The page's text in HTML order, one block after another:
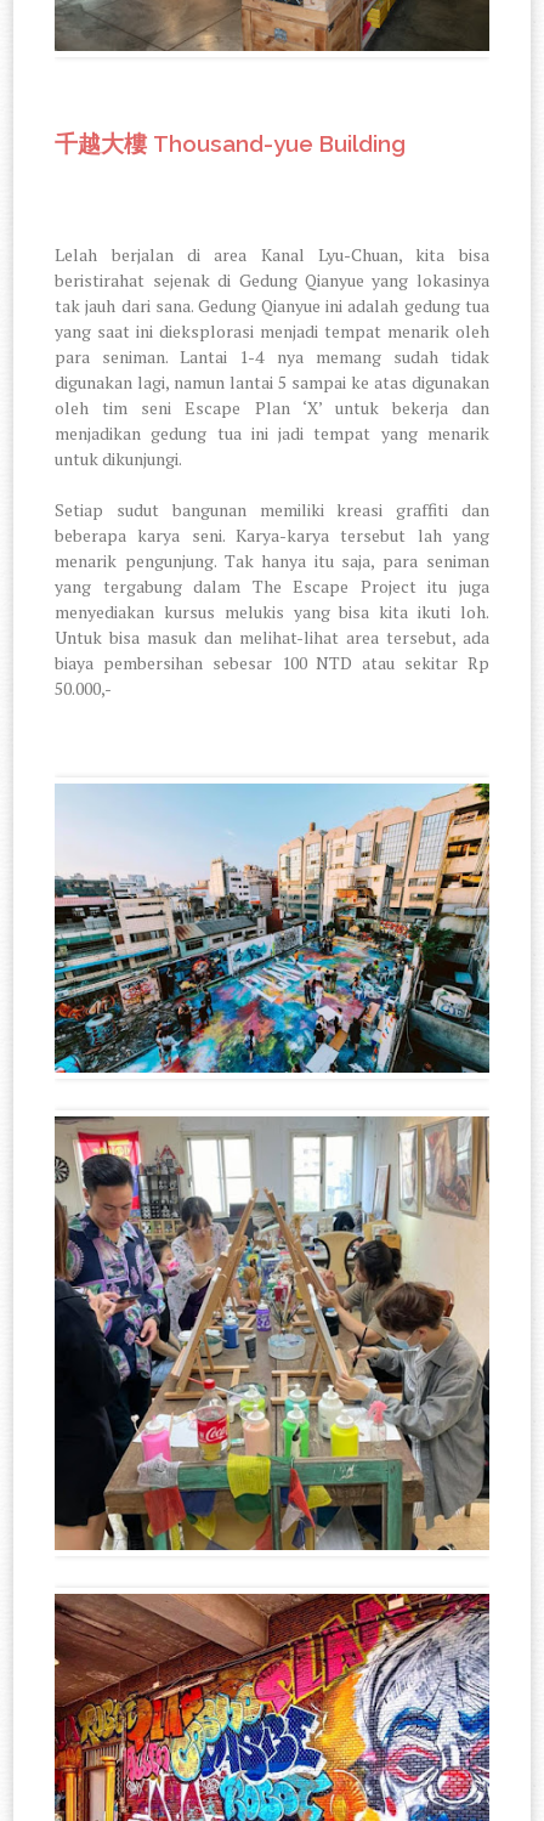
千越大樓 Thousand-yue Building
Lelah berjalan di area Kanal Lyu-Chuan, kita bisa
beristirahat sejenak di Gedung Qianyue yang lokasinya
tak jauh dari sana. Gedung Qianyue ini adalah gedung tua
yang saat ini dieksplorasi menjadi tempat menarik oleh
para seniman. Lantai 1-4 nya memang sudah tidak
digunakan lagi, namun lantai 5 sampai ke atas digunakan
oleh tim seni Escape Plan ‘X’ untuk bekerja dan
menjadikan gedung tua ini jadi tempat yang menarik
untuk dikunjungi.
Setiap sudut bangunan memiliki kreasi graffiti dan
beberapa karya seni. Karya-karya tersebut lah yang
menarik pengunjung. Tak hanya itu saja, para seniman
yang tergabung dalam The Escape Project itu juga
menyediakan kursus melukis yang bisa kita ikuti loh.
Untuk bisa masuk dan melihat-lihat area tersebut, ada
biaya pembersihan sebesar 100 NTD atau sekitar Rp
50.000,-